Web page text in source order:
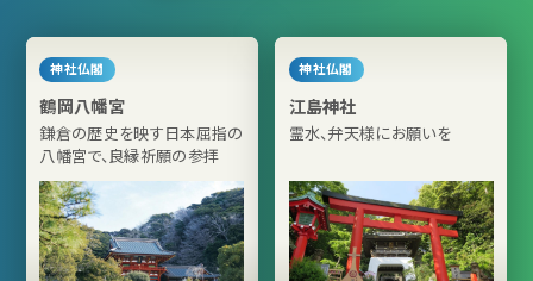
神社仏閣
鶴岡八幡宮
鎌倉の歴史を映す日本屈指の
八幡宮で、良縁祈願の参拝
神社仏閣
江島神社
霊水、弁天様にお願いを